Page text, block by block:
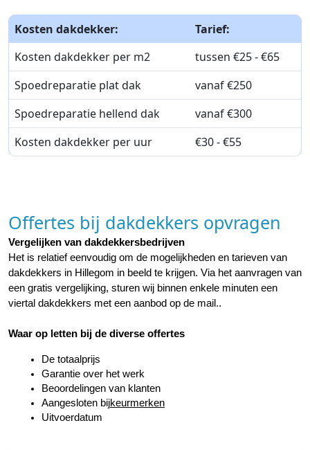
Kosten dakdekker:
Tarief:
Kosten dakdekker per m2
tussen €25 - €65
Spoedreparatie plat dak
vanaf €250
Spoedreparatie hellend dak
vanaf €300
Kosten dakdekker per uur
€30 - €55
Offertes bij dakdekkers opvragen
Vergelijken van dakdekkersbedrijven
Het is relatief eenvoudig om de mogelijkheden en tarieven van
dakdekkers in Hillegom in beeld te krijgen. Via het aanvragen van
een gratis vergelijking, sturen wij binnen enkele minuten een
viertal dakdekkers met een aanbod op de mail..
Waar op letten bij de diverse offertes
De totaalprijs
Garantie over het werk
Beoordelingen van klanten
Aangesloten bijkeurmerken
Uitvoerdatum